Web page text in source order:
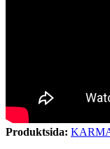
Produktsida: